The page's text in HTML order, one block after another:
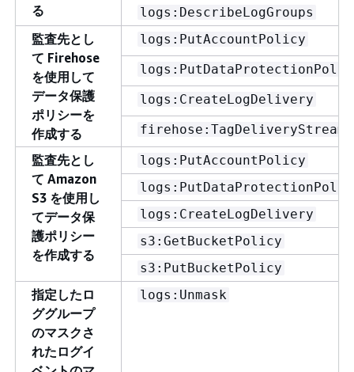
る
logs:DescribeLogGroups
監査先とし
て Firehose
を使用して
データ保護
ポリシーを
作成する
logs:PutAccountPolicy
logs:CreateLogDelivery
firehose:TagDeliveryStream
監査先とし
て Amazon
S3 を使用し
てデータ保
護ポリシー
を作成する
logs:PutAccountPolicy
logs:CreateLogDelivery
s3:GetBucketPolicy
s3:PutBucketPolicy
指定したロ
ググループ
のマスクさ
れたログイ
logs:Unmask